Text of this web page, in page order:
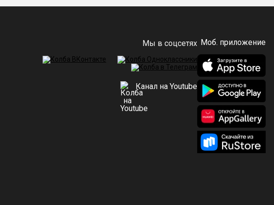
Мы в соцсетях
Канал на Youtube
Моб. приложение